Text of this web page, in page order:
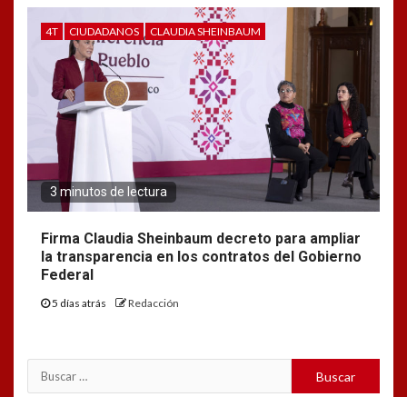
4T CIUDADANOS CLAUDIA SHEINBAUM
3 minutos de lectura
Firma Claudia Sheinbaum decreto para ampliar
la transparencia en los contratos del Gobierno
Federal
5 días atrás Redacción
Buscar: